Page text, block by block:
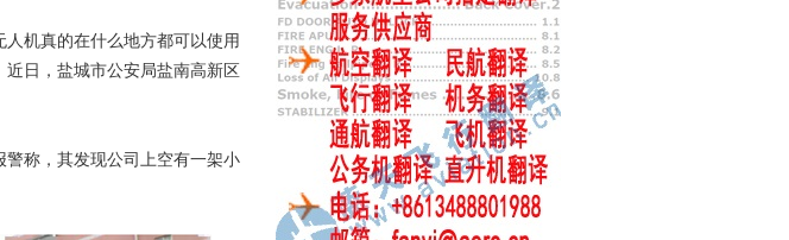
机真的在什么地方都可以使用
日，盐城市公安局盐南高新区
称，其发现公司上空有一架小